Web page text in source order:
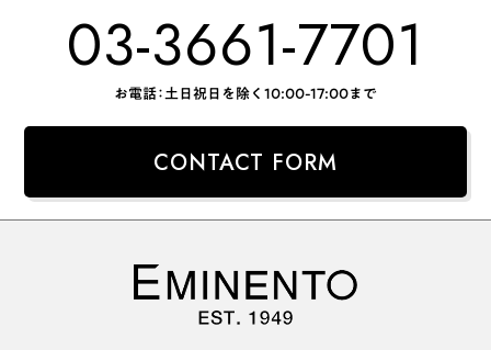
03-3661-7701
お電話：土日祝日を除く10:00-17:00まで
CONTACT FORM